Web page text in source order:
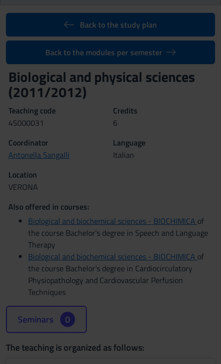
Back to the study plan
Back to the modules per semester
Biological and physical sciences
(2011/2012)
Teaching code
4S000031
Credits
6
Coordinator
Antonella Sangalli
Language
Italian
Location
VERONA
Also offered in courses:
Biological and biochemical sciences - BIOCHIMICA of
the course Bachelor's degree in Speech and Language
Therapy
Biological and biochemical sciences - BIOCHIMICA of
the course Bachelor's degree in Cardiocirculatory
Physiopathology and Cardiovascular Perfusion
Techniques
Seminars 0
The teaching is organized as follows: